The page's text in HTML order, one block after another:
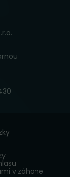
v záhone